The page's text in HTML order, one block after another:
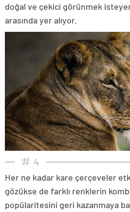
doğal ve çekici görünmek
arasında yer alıyor.
4
Her ne kadar kare çerçeveler
gözükse de farklı renklerin
popülaritesini geri kazanmaya